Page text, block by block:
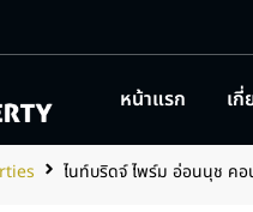
หน้าแรก เกี่
ไนท์บริดจ์ ไพร์ม อ่อนนุช คอ